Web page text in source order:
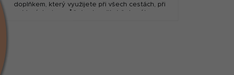
doplňkem, který využijete při všech cestách, při
kterých si nemůžete dovolit držet svého...